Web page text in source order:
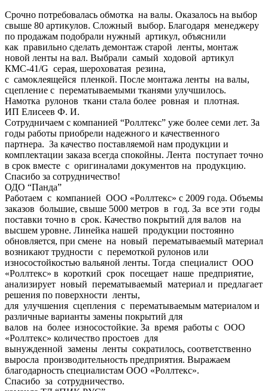
Срочно потребовалась обмотка на валы. Оказалось на выбор
свыше 80 артикулов. Сложный выбор. Благодаря менеджеру
по продажам подобрали нужный артикул, объяснили
как правильно сделать демонтаж старой ленты, монтаж
новой ленты на вал. Выбрали самый ходовой артикул
КМС-41/G серая, шероховатая резина,
с самоклеящейся пленкой. После монтажа ленты на валы,
сцепление с перематываемыми тканями улучшилось.
Намотка рулонов ткани стала более ровная и плотная.
ИП Елисеев Ф. И.
Сотрудничаем с компанией “Роллтекс” уже более семи лет. За
годы работы приобрели надежного и качественного
партнера. За качество поставляемой нам продукции и
комплектации заказа всегда спокойны. Лента поступает точно
в срок вместе с оригиналами документов на продукцию.
Спасибо за сотрудничество!
ОДО “Панда”
Работаем с компанией ООО «Роллтекс» с 2009 года. Объемы
заказов большие, свыше 5000 метров в год. За все эти годы
поставки точно в срок. Качество покрытий для валов на
высшем уровне. Линейка нашей продукции постоянно
обновляется, при смене на новый перематываемый материал
возникают трудности с перемоткой рулонов или
износостойкостью вальяной ленты. Тогда специалист ООО
«Роллтекс» в короткий срок посещает наше предприятие,
анализирует новый перематываемый материал и предлагает
решения по поверхности ленты,
для улучшения сцепления с перематываемым материалом и
различные варианты замены покрытий для
валов на более износостойкие. За время работы с ООО
«Роллтекс» количество простоев для
вынужденной замены ленты сократилось, соответственно
выросла производительность предприятия. Выражаем
благодарность специалистам ООО «Роллтекс».
Спасибо за сотрудничество.